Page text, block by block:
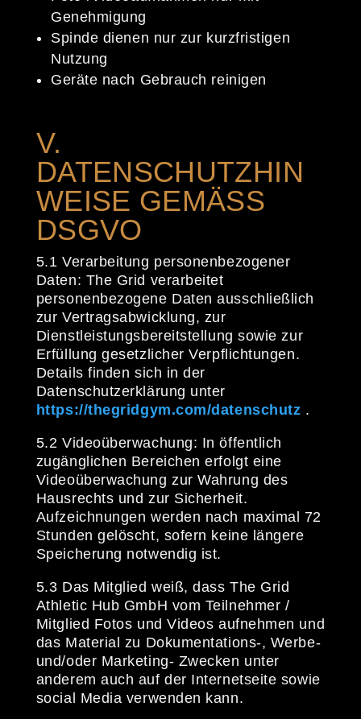
Genehmigung
Spinde dienen nur zur kurzfristigen
Nutzung
Geräte nach Gebrauch reinigen
V.
DATENSCHUTZHIN
WEISE GEMÄSS D
SGVO
5.1 Verarbeitung personenbezogener
Daten: The Grid verarbeitet
personenbezogene Daten ausschließlich
zur Vertragsabwicklung, zur
Dienstleistungsbereitstellung sowie zur
Erfüllung gesetzlicher Verpflichtungen.
Details finden sich in der
Datenschutzerklärung unter
https://thegridgym.com/datenschutz .
5.2 Videoüberwachung: In öffentlich
zugänglichen Bereichen erfolgt eine
Videoüberwachung zur Wahrung des
Hausrechts und zur Sicherheit.
Aufzeichnungen werden nach maximal 72
Stunden gelöscht, sofern keine längere
Speicherung notwendig ist.
5.3 Das Mitglied weiß, dass The Grid
Athletic Hub GmbH vom Teilnehmer /
Mitglied Fotos und Videos aufnehmen und
das Material zu Dokumentations-, Werbe-
und/oder Marketing- Zwecken unter
anderem auch auf der Internetseite sowie
social Media verwenden kann.